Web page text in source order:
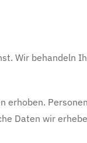
Wir behandeln
Daten wir